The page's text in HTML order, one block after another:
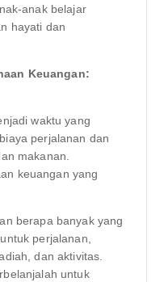
anak belajar
hayati dan
Keuangan:
waktu yang
perjalanan dan
makanan.
keuangan yang
berapa banyak yang
perjalanan,
dan aktivitas.
untuk